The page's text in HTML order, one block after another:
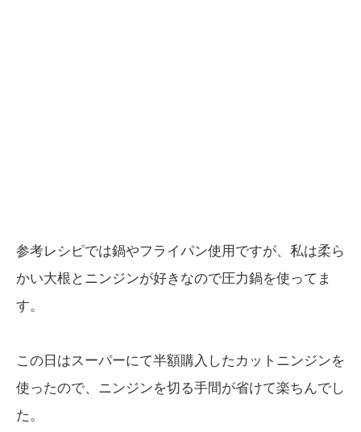
参考レシピでは鍋やフライパン使用ですが、私は柔ら
かい大根とニンジンが好きなので圧力鍋を使ってま
す。
この日はスーパーにて半額購入したカットニンジンを
使ったので、ニンジンを切る手間が省けて楽ちんでし
た。